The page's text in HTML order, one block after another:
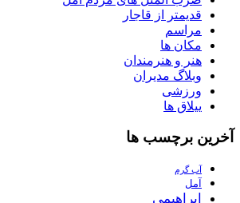
قدیمتر از قاجار
مراسم
مکان ها
هنر و هنرمندان
وبلاگ مدیران
ورزشی
ییلاق ها
آخرین برچسب ها
آب گرم
آمل
ابراهیمی